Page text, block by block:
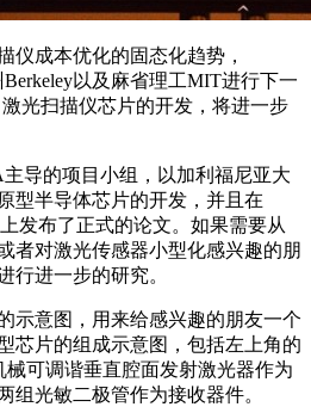
成本优化的固态化趋势，
以及麻省理工MIT进行下一
光扫描仪芯片的开发，将进一步
的项目小组，以加利福尼亚大
型半导体芯片的开发，并且在
发布了正式的论文。如果需要从
者对激光传感器小型化感兴趣的朋
行进一步的研究。
意图，用来给感兴趣的朋友一个
芯片的组成示意图，包括左上角的
械可调谐垂直腔面发射激光器作为
组光敏二极管作为接收器件。